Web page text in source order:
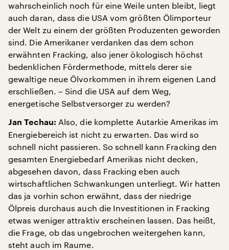
wahrscheinlich noch für eine Weile unten bleibt, liegt
auch daran, dass die USA vom größten Ölimporteur
der Welt zu einem der größten Produzenten geworden
sind. Die Amerikaner verdanken das dem schon
erwähnten Fracking, also jener ökologisch höchst
bedenklichen Fördermethode, mittels derer sie
gewaltige neue Ölvorkommen in ihrem eigenen Land
erschließen. – Sind die USA auf dem Weg,
energetische Selbstversorger zu werden?
Jan Techau: Also, die komplette Autarkie Amerikas im
Energiebereich ist nicht zu erwarten. Das wird so
schnell nicht passieren. So schnell kann Fracking den
gesamten Energiebedarf Amerikas nicht decken,
abgesehen davon, dass Fracking eben auch
wirtschaftlichen Schwankungen unterliegt. Wir hatten
das ja vorhin schon erwähnt, dass der niedrige
Ölpreis durchaus auch die Investitionen in Fracking
etwas weniger attraktiv erscheinen lassen. Das heißt,
die Frage, ob das ungebrochen weitergehen kann,
steht auch im Raume.